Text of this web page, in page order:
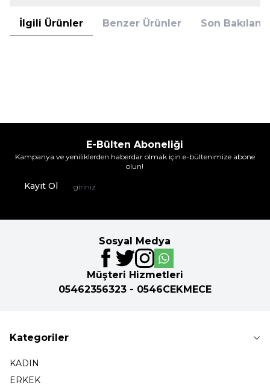
İlgili Ürünler Benzer Ürünler Son
E-Bülten Aboneliği
Kampanya ve yeniliklerden haberdar olmak için e-bültenimize abone
olun!
Kayıt Ol
Sosyal Medya
Müşteri Hizmetleri
05462356323 - 0546CEKMECE
Kategoriler
KADIN
ERKEK